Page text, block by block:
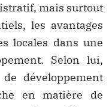
mais surtout
les avantages
locales dans une
Selon lui,
de développement
en matière de